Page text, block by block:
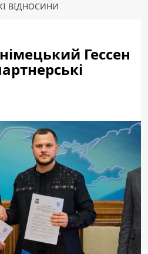
ВІДНОСИНИ
Гессен